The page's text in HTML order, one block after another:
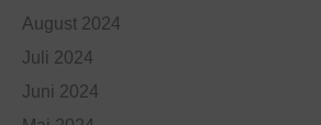
August 2024
Juli 2024
Juni 2024